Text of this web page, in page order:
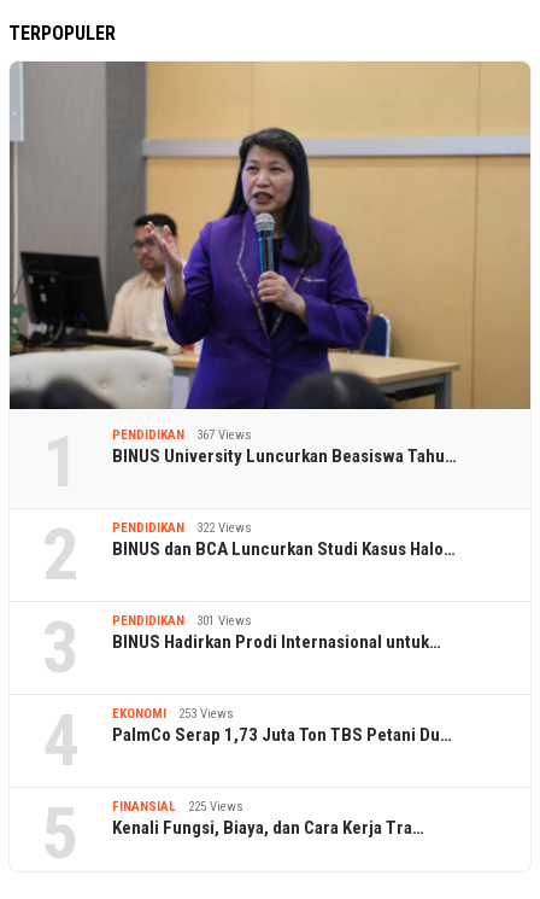
TERPOPULER
1 PENDIDIKAN 367 Views
BINUS University Luncurkan Beasiswa Tahu…
2 PENDIDIKAN 322 Views
BINUS dan BCA Luncurkan Studi Kasus Halo…
3 PENDIDIKAN 301 Views
BINUS Hadirkan Prodi Internasional untuk…
4 EKONOMI 253 Views
PalmCo Serap 1,73 Juta Ton TBS Petani Du…
5 FINANSIAL 225 Views
Kenali Fungsi, Biaya, dan Cara Kerja Tra…